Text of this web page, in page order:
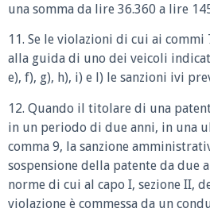
una somma da lire 36.360 a lire
11. Se le violazioni di cui ai commi
alla guida di uno dei veicoli
e), f), g), h), i) e l) le sanzioni ivi
12. Quando il titolare di una
in un periodo di due anni, in una
comma 9, la sanzione
sospensione della patente da due
norme di cui al capo I, sezione II,
violazione è commessa da un